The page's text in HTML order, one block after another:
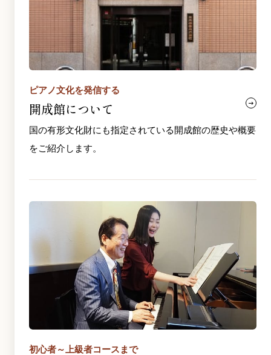
ピアノ文化を発信する
開成館について
国の有形文化財にも指定されている開成館の歴史や概要
をご紹介します。
初心者～上級者コースまで